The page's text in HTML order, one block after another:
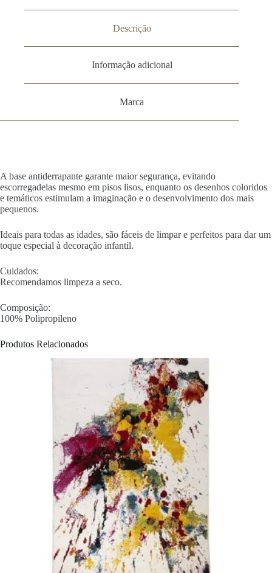
Descrição
Informação adicional
Marca
A base antiderrapante garante maior segurança, evitando
escorregadelas mesmo em pisos lisos, enquanto os desenhos coloridos
e temáticos estimulam a imaginação e o desenvolvimento dos mais
pequenos.
Ideais para todas as idades, são fáceis de limpar e perfeitos para dar um
toque especial à decoração infantil.
Cuidados:
Recomendamos limpeza a seco.
Composição:
100% Polipropileno
Produtos Relacionados